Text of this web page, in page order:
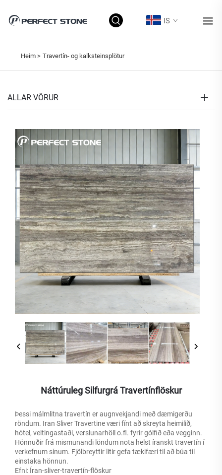
IS
Heim > Travertín- og kalksteinsplötur
ALLAR VÖRUR
Náttúruleg Silfurgrá Travertínflöskur
Þessi málmlitna travertín er augnvekjandi með dæmigerðu
röndum. Iran Sliver Travertine væri fínt að skreyta heimilið,
hótel, veitingastaði, verslunarhöll o.fl. fyrir gólfið eða vegginn.
Hönnuðir frá mismunandi löndum nota helst íranskt travertín í
verkefnum sínum. Fjölbreyttir litir gefa tækifæri til að búa til
einstaka hönnun.
Efni: Íran-sliver-travertín-flöskur